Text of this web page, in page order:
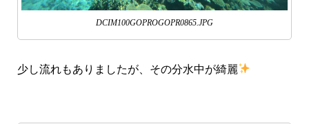
DCIM100GOPROGOPR0865.JPG
少し流れもありましたが、その分水中が綺麗